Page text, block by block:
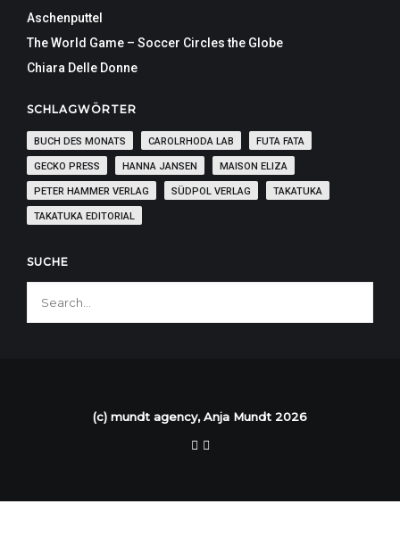
Aschenputtel
The World Game – Soccer Circles the Globe
Chiara Delle Donne
SCHLAGWÖRTER
BUCH DES MONATS CAROLRHODA LAB FUTA FATA
GECKO PRESS HANNA JANSEN MAISON ELIZA
PETER HAMMER VERLAG SÜDPOL VERLAG TAKATUKA
TAKATUKA EDITORIAL
SUCHE
(c) mundt agency, Anja Mundt 2026